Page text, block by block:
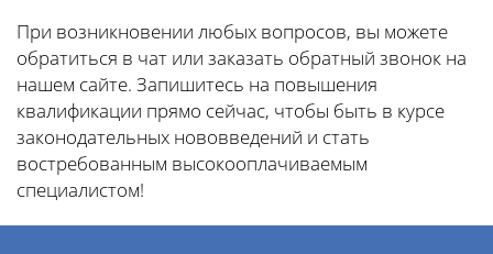
При возникновении любых вопросов, вы можете
обратиться в чат или заказать обратный звонок на
нашем сайте. Запишитесь на повышения
квалификации прямо сейчас, чтобы быть в курсе
законодательных нововведений и стать
востребованным высокооплачиваемым
специалистом!